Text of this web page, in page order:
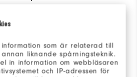
som är relaterad till
liknande spårningsteknik.
in information om webbläsaren
och IP-adressen för
utanför banan.